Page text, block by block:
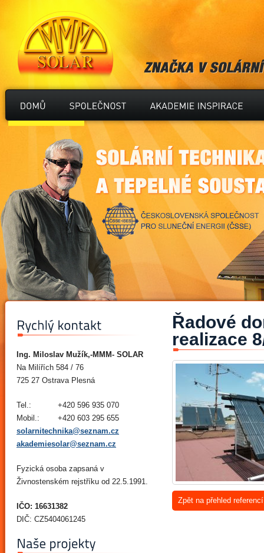
Ing. Miloslav Mužík,-MMM- SOLAR
Na Milířích 584 / 76
725 27 Ostrava Plesná
Tel.:
+420 596 935 070
Mobil.:
+420 603 295 655
solarnitechnika@seznam.cz
akademiesolar@seznam.cz
Fyzická osoba zapsaná v
Živnostenském rejstříku od 22.5.1991.
IČO: 16631382
DIČ: CZ5404061245
Řadové
realizace
Zpět na přehled referencí